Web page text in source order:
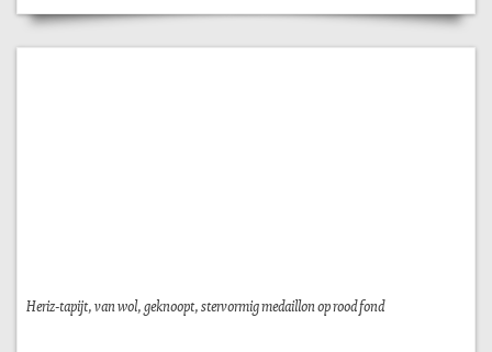
Heriz-tapijt, van wol, geknoopt, stervormig medaillon op rood fond